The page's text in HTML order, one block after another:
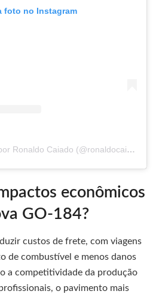
foto no Instagram
Um post compartilhado por Ronaldo Caiado (@ronaldocaiado)
econômicos
GO-184?
custos de frete, com viagens
de combustível e menos danos
a competitividade da produção
o pavimento mais